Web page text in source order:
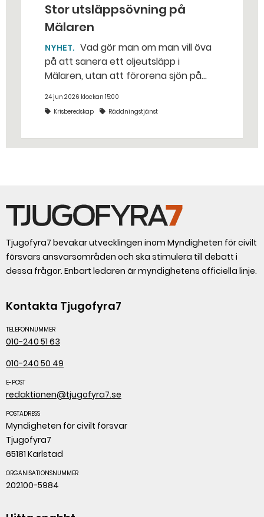
Stor utsläppsövning på
Mälaren
NYHET
på att sanera ett oljeutsläpp i
Mälaren, utan att förorena sjön på
stället. Det gjorde räddningstjänsten i
Eskilstuna – tio kubikmeter närmare
24 jun 2026 klockan 15:00
Krisberedskap
Räddningstjänst
Tjugofyra7 bevakar utvecklingen inom Myndigheten för civilt
försvars ansvarsområden och ska stimulera till debatt i
dessa frågor. Enbart ledaren är myndighetens officiella linje.
Kontakta Tjugofyra7
TELEFONNUMMER
010-240 51 63
010-240 50 49
E-POST
redaktionen@tjugofyra7.se
POSTADRESS
Myndigheten för civilt försvar
Tjugofyra7
65181 Karlstad
ORGANISATIONSNUMMER
202100-5984